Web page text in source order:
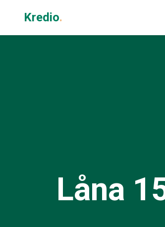
Kredio.
Låna